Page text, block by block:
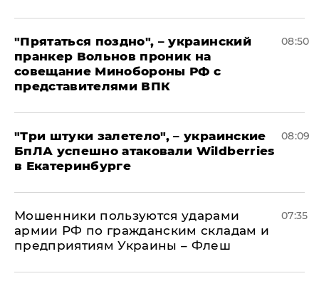
"Прятаться поздно", – украинский
пранкер Вольнов проник на
совещание Минобороны РФ с
представителями ВПК
08:50
"Три штуки залетело", – украинские
БпЛА успешно атаковали Wildberries
в Екатеринбурге
08:09
Мошенники пользуются ударами
армии РФ по гражданским складам и
предприятиям Украины – Флеш
07:35